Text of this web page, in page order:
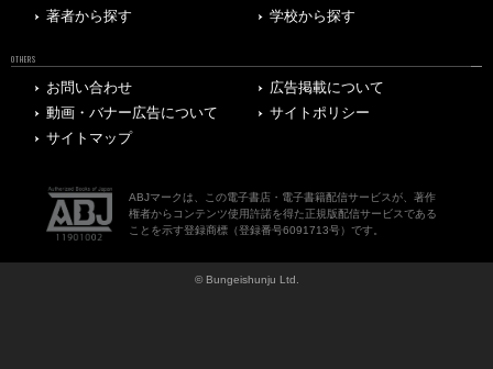
著者から探す
学校から探す
OTHERS
お問い合わせ
広告掲載について
動画・バナー広告について
サイトポリシー
サイトマップ
ABJマークは、この電子書店・電子書籍配信サービスが、著作
権者からコンテンツ使用許諾を得た正規版配信サービスである
ことを示す登録商標（登録番号6091713号）です。
© Bungeishunju Ltd.